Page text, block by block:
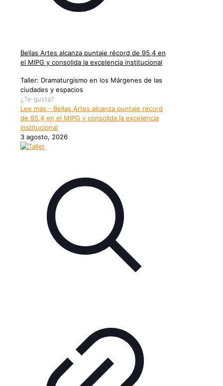
Bellas Artes alcanza puntaje récord de 95,4 en
el MIPG y consolida la excelencia institucional
Taller: Dramaturgismo en los Márgenes de las
ciudades y espacios
¿Te gusta?
Lee más - Bellas Artes alcanza puntaje récord
de 95,4 en el MIPG y consolida la excelencia
institucional
3 agosto, 2026